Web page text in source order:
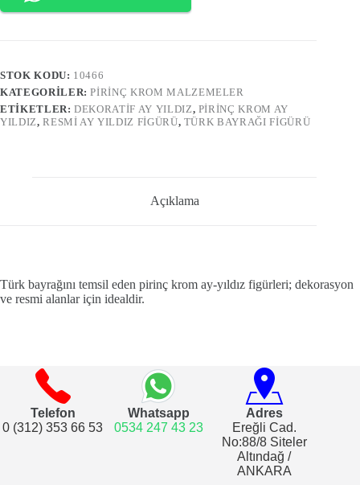
STOK KODU: 10466
KATEGORILER:PIRINÇ KROM MALZEMELER
ETIKETLER:DEKORATIF AY YILDIZ, PIRINÇ KROM AY
YILDIZ,RESMI AY YILDIZ FIGÜRÜ, TÜRK BAYRAĞI FIGÜRÜ
Açıklama
Türk bayrağını temsil eden pirinç krom ay-yıldız figürleri; dekorasyon
ve resmi alanlar için idealdir.
Telefon
0 (312) 353 66 53
Whatsapp
0534 247 43 23
Adres
Ereğli Cad.
No:88/8 Siteler
Altındağ /
ANKARA